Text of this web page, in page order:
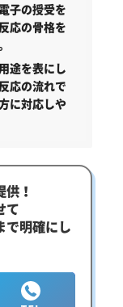
子の授受を
応の骨格を
途を表にし
応の流れで
に対応しや
！
て
で明確にし